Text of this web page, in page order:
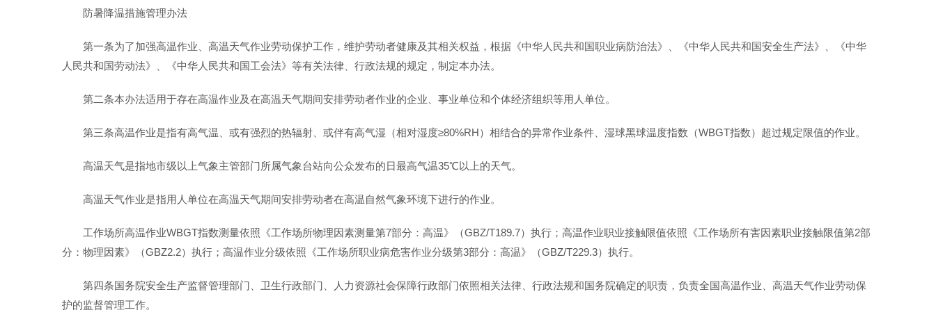
防暑降温措施管理办法
第一条为了加强高温作业、高温天气作业劳动保护工作，维护劳动者健康及其相关权益，根据《中华人民共和国职业病防治法》、《中华人民共和国安全生产法》、《中华
人民共和国劳动法》、《中华人民共和国工会法》等有关法律、行政法规的规定，制定本办法。
第二条本办法适用于存在高温作业及在高温天气期间安排劳动者作业的企业、事业单位和个体经济组织等用人单位。
第三条高温作业是指有高气温、或有强烈的热辐射、或伴有高气湿（相对湿度≥80%RH）相结合的异常作业条件、湿球黑球温度指数（WBGT指数）超过规定限值的作业。
高温天气是指地市级以上气象主管部门所属气象台站向公众发布的日最高气温35℃以上的天气。
高温天气作业是指用人单位在高温天气期间安排劳动者在高温自然气象环境下进行的作业。
工作场所高温作业WBGT指数测量依照《工作场所物理因素测量第7部分：高温》（GBZ/T189.7）执行；高温作业职业接触限值依照《工作场所有害因素职业接触限值第2部
分：物理因素》（GBZ2.2）执行；高温作业分级依照《工作场所职业病危害作业分级第3部分：高温》（GBZ/T229.3）执行。
第四条国务院安全生产监督管理部门、卫生行政部门、人力资源社会保障行政部门依照相关法律、行政法规和国务院确定的职责，负责全国高温作业、高温天气作业劳动保
护的监督管理工作。